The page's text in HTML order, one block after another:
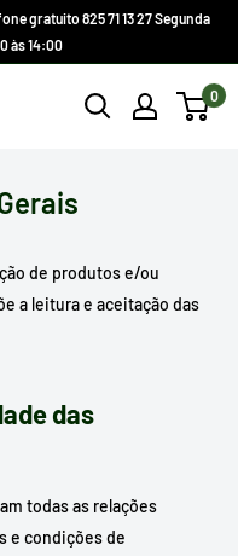
gratuito 825 71 13 27 Segunda
às 14:00
0
de produtos e/ou
a leitura e aceitação das
das
todas as relações
e condições de